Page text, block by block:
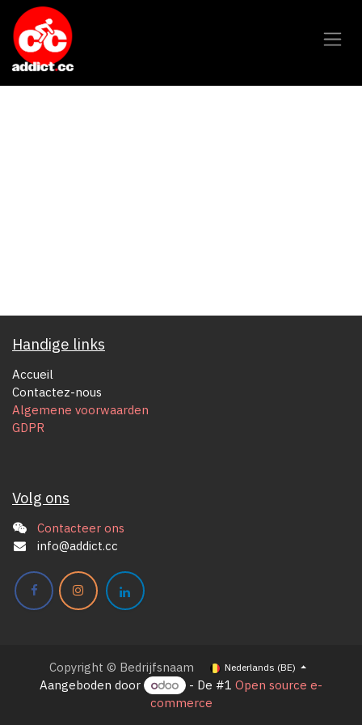
Overslaan naar inhoud
Handige links
Accueil
Contactez-nous
Algemene voorwaarden
GDPR
Volg ons
Contacteer ons
info@addict.cc
Copyright © Bedrijfsnaam Nederlands (BE)
Aangeboden door - De #1 Open source e-
commerce